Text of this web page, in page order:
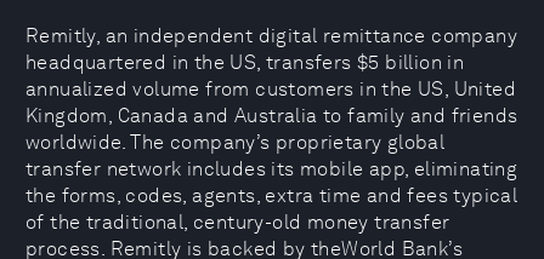
Remitly, an independent digital remittance company
headquartered in the US, transfers $5 billion in
annualized volume from customers in the US, United
Kingdom, Canada and Australia to family and friends
worldwide. The company’s proprietary global
transfer network includes its mobile app, eliminating
the forms, codes, agents, extra time and fees typical
of the traditional, century-old money transfer
process. Remitly is backed by theWorld Bank’s